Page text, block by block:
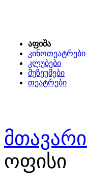
აფიშა
კინოთეატრები
კლუბები
მუზეუმები
თეატრები
მთავარი
ოფისი